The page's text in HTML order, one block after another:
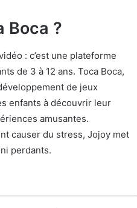
Boca ?
: c’est une plateforme
de 3 à 12 ans. Toca Boca,
de jeux
enfants à découvrir leur
amusantes.
causer du stress, Jojoy met
perdants.